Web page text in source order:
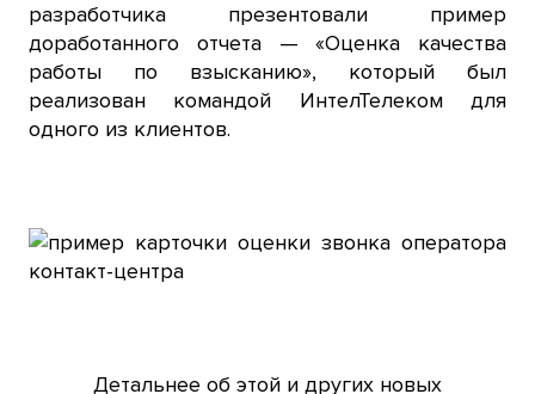
разработчика презентовали пример
доработанного отчета — «Оценка качества
работы по взысканию», который был
реализован командой ИнтелТелеком для
одного из клиентов.
Детальнее об этой и других новых